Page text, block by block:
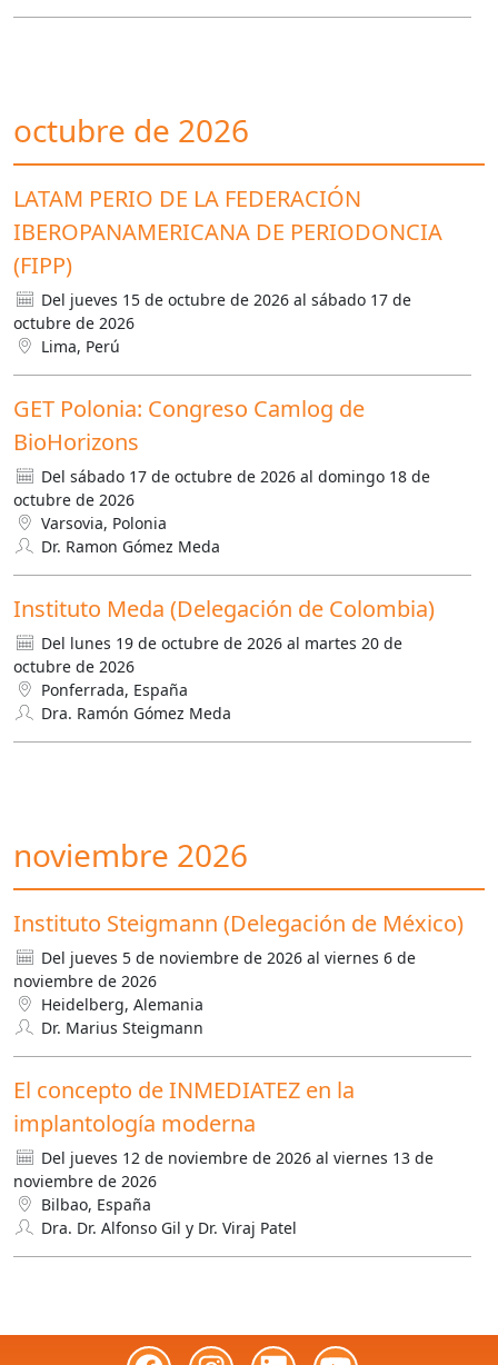
octubre de 2026
LATAM PERIO DE LA FEDERACIÓN
IBEROPANAMERICANA DE PERIODONCIA
(FIPP)
Del jueves 15 de octubre de 2026 al sábado 17 de
octubre de 2026
Lima, Perú
GET Polonia: Congreso Camlog de
BioHorizons
Del sábado 17 de octubre de 2026 al domingo 18 de
octubre de 2026
Varsovia, Polonia
Dr. Ramon Gómez Meda
Instituto Meda (Delegación de Colombia)
Del lunes 19 de octubre de 2026 al martes 20 de
octubre de 2026
Ponferrada, España
Dra. Ramón Gómez Meda
noviembre 2026
Instituto Steigmann (Delegación de México)
Del jueves 5 de noviembre de 2026 al viernes 6 de
noviembre de 2026
Heidelberg, Alemania
Dr. Marius Steigmann
El concepto de INMEDIATEZ en la
implantología moderna
Del jueves 12 de noviembre de 2026 al viernes 13 de
noviembre de 2026
Bilbao, España
Dra. Dr. Alfonso Gil y Dr. Viraj Patel